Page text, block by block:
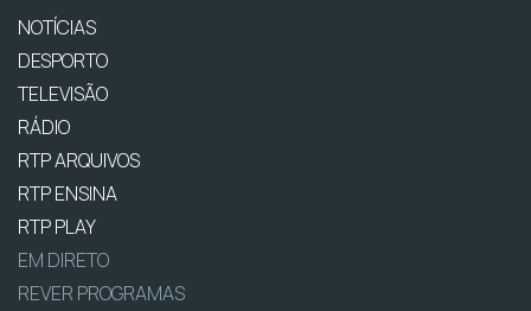
NOTÍCIAS
DESPORTO
TELEVISÃO
RÁDIO
RTP ARQUIVOS
RTP ENSINA
RTP PLAY
EM DIRETO
REVER PROGRAMAS